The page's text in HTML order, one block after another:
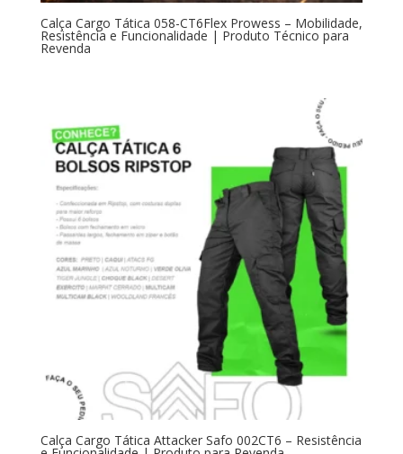
Calça Cargo Tática 058-CT6Flex Prowess – Mobilidade,
Resistência e Funcionalidade | Produto Técnico para
Revenda
Calça Cargo Tática Attacker Safo 002CT6 – Resistência